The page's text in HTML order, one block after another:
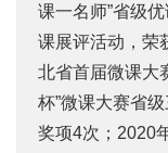
课一名师”省级
课展评活动，荣
北省首届微课大
杯”微课大赛省
奖项4次；2020